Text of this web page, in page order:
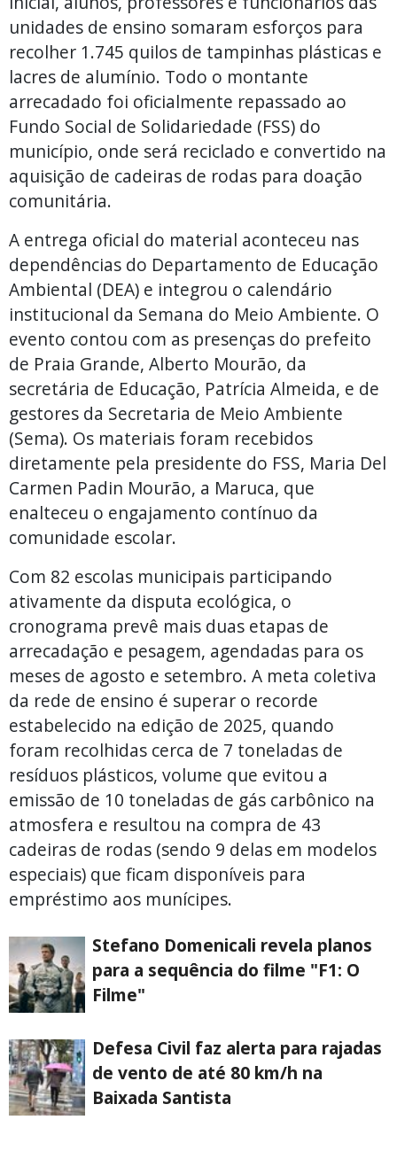
unidades de ensino somaram esforços para
recolher 1.745 quilos de tampinhas plásticas e
lacres de alumínio. Todo o montante
arrecadado foi oficialmente repassado ao
Fundo Social de Solidariedade (FSS) do
município, onde será reciclado e convertido na
aquisição de cadeiras de rodas para doação
comunitária.
A entrega oficial do material aconteceu nas
dependências do Departamento de Educação
Ambiental (DEA) e integrou o calendário
institucional da Semana do Meio Ambiente. O
evento contou com as presenças do prefeito
de Praia Grande, Alberto Mourão, da
secretária de Educação, Patrícia Almeida, e de
gestores da Secretaria de Meio Ambiente
(Sema). Os materiais foram recebidos
diretamente pela presidente do FSS, Maria Del
Carmen Padin Mourão, a Maruca, que
enalteceu o engajamento contínuo da
comunidade escolar.
Com 82 escolas municipais participando
ativamente da disputa ecológica, o
cronograma prevê mais duas etapas de
arrecadação e pesagem, agendadas para os
meses de agosto e setembro. A meta coletiva
da rede de ensino é superar o recorde
estabelecido na edição de 2025, quando
foram recolhidas cerca de 7 toneladas de
resíduos plásticos, volume que evitou a
emissão de 10 toneladas de gás carbônico na
atmosfera e resultou na compra de 43
cadeiras de rodas (sendo 9 delas em modelos
especiais) que ficam disponíveis para
empréstimo aos munícipes.
Stefano Domenicali revela planos
para a sequência do filme "F1: O
Filme"
Defesa Civil faz alerta para rajadas
de vento de até 80 km/h na
Baixada Santista